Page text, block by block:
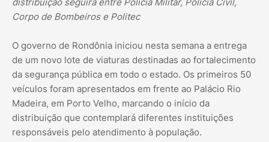
Corpo de Bombeiros e Politec
O governo de Rondônia iniciou nesta semana a entrega
de um novo lote de viaturas destinadas ao fortalecimento
da segurança pública em todo o estado. Os primeiros 50
veículos foram apresentados em frente ao Palácio Rio
Madeira, em Porto Velho, marcando o início da
distribuição que contemplará diferentes instituições
responsáveis pelo atendimento à população.